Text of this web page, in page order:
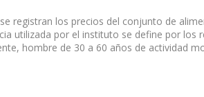
registran los precios del conjunto de
utilizada por el instituto se define por los
hombre de 30 a 60 años de actividad